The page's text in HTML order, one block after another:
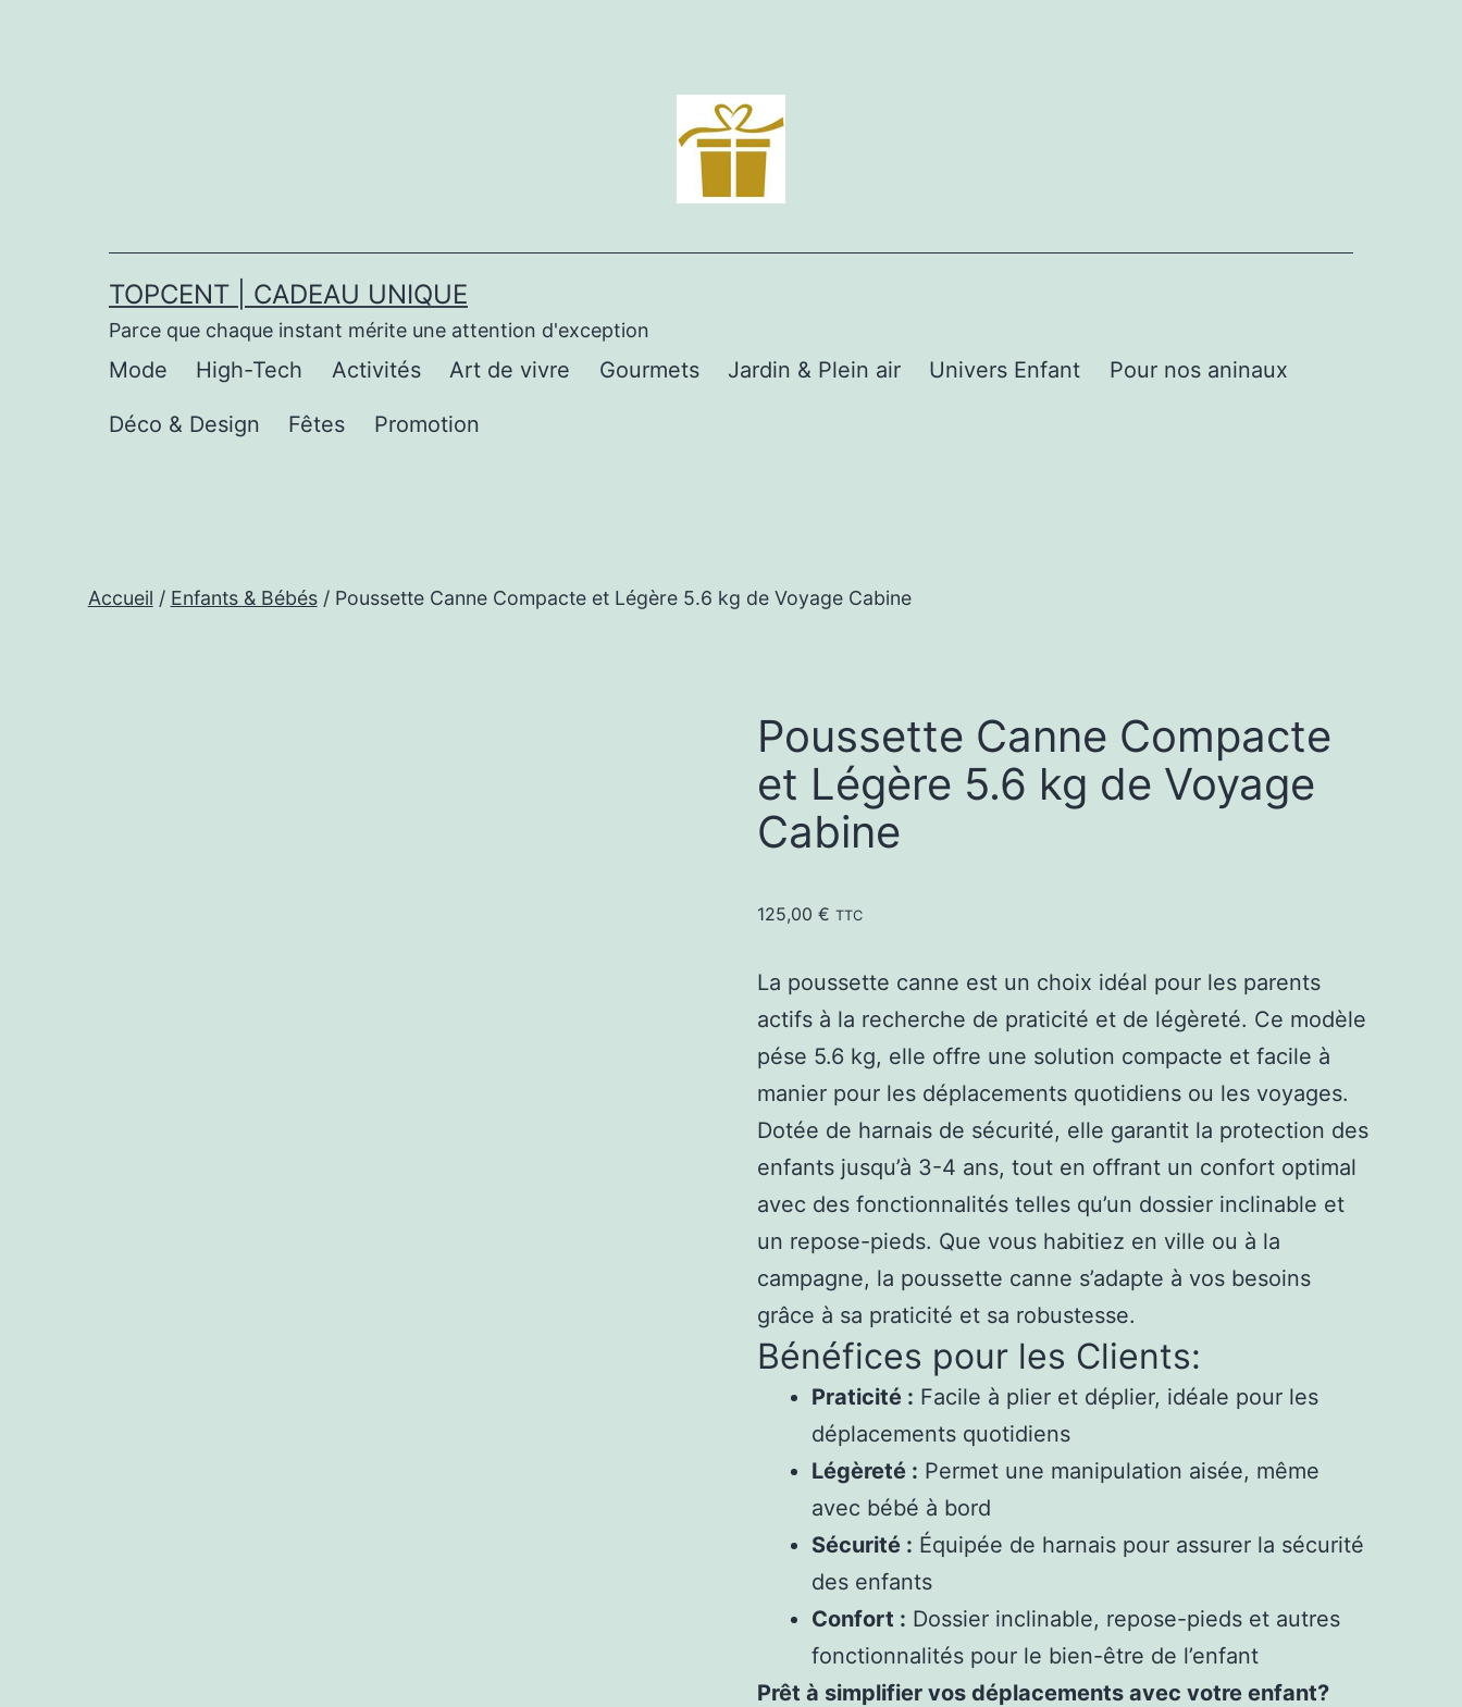
TOPCENT | CADEAU UNIQUE
Parce que chaque instant mérite une attention d'exception
Mode High-Tech Activités Art de vivre Gourmets Jardin & Plein air Univers Enfant Pour nos aninaux
Déco & Design Fêtes Promotion
Accueil / Enfants & Bébés/ Poussette Canne Compacte et Légère 5.6 kg de Voyage Cabine
Poussette Canne Compacte
et Légère 5.6 kg de Voyage
Cabine
125,00 € TTC
La poussette canne est un choix idéal pour les parents
actifs à la recherche de praticité et de légèreté. Ce modèle
pése 5.6 kg, elle offre une solution compacte et facile à
manier pour les déplacements quotidiens ou les voyages.
Dotée de harnais de sécurité, elle garantit la protection des
enfants jusqu’à 3-4 ans, tout en offrant un confort optimal
avec des fonctionnalités telles qu’un dossier inclinable et
un repose-pieds. Que vous habitiez en ville ou à la
campagne, la poussette canne s’adapte à vos besoins
grâce à sa praticité et sa robustesse.
Bénéfices pour les Clients:
Praticité : Facile à plier et déplier, idéale pour les
déplacements quotidiens
Légèreté : Permet une manipulation aisée, même
avec bébé à bord
Sécurité : Équipée de harnais pour assurer la sécurité
des enfants
Confort : Dossier inclinable, repose-pieds et autres
fonctionnalités pour le bien-être de l’enfant
Prêt à simplifier vos déplacements avec votre enfant?